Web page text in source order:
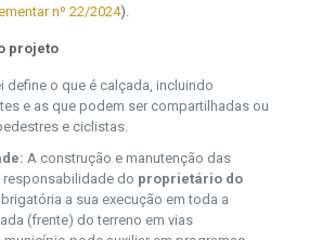
nº 22/2024).
projeto
define o que é calçada, incluindo
e as que podem ser compartilhadas ou
e ciclistas.
A construção e manutenção das
do proprietário do
a sua execução em toda a
(frente) do terreno em vias